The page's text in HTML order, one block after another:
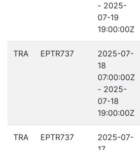
- 2025-
07-19
19:00:00Z
TRA EPTR737
2025-07-
18
07:00:00Z
- 2025-
07-18
19:00:00Z
TRA EPTR737
2025-07-